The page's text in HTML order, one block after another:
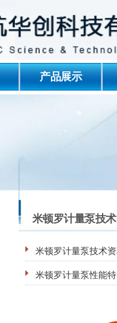
产品展示
米顿罗计量泵技
米顿罗计量泵技术
米顿罗计量泵性能